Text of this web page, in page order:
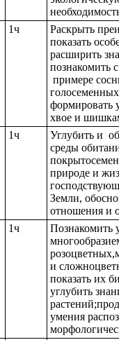
1ч
Раскрыть
показать
расширить
познакомить
примере
формировать
хвое и
1ч
Углубить и
среды
природе и
Земли,
отношения и
1ч
Познакомить
и
показать их
углубить
умения